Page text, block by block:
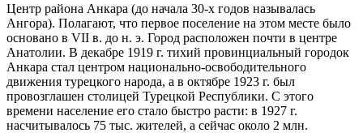
Центр района Анкара (до начала 30-х годов называлась
Ангора). Полагают, что первое поселение на этом месте было
основано в VII в. до н. э. Город расположен почти в центре
Анатолии. В декабре 1919 г. тихий провинциальный городок
Анкара стал центром национально-освободительного
движения турецкого народа, а в октябре 1923 г. был
провозглашен столицей Ту­рецкой Республики. С этого
времени население его стало быстро расти: в 1927 г.
насчитывалось 75 тыс. жителей, а сейчас около 2 млн.